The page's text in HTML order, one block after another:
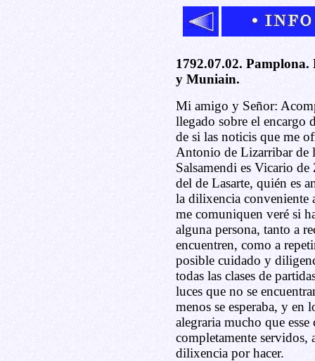
1792.07.02.
y Muniain.
Mi amigo y Señor:
llegado sobre el encargo
de si las noticis que me
Antonio de Lizarribar de
Salsamendi es Vicario
del de Lasarte, quién es
la dilixencia conveniente
me comuniquen veré si
alguna persona, tanto a
encuentren, como a
posible cuidado y
todas las clases de
luces que no se
menos se esperaba, y en
alegraria mucho que
completamente
dilixencia por hacer.